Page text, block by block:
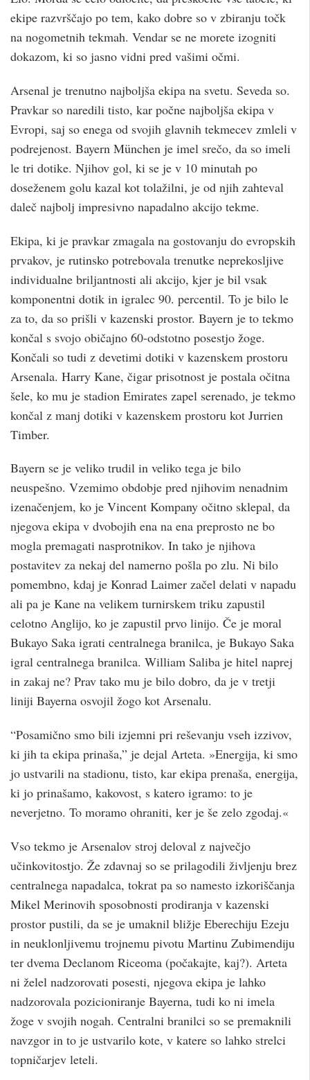
ekipe razvrščajo po tem, kako dobre so v zbiranju točk
na nogometnih tekmah. Vendar se ne morete izogniti
dokazom, ki so jasno vidni pred vašimi očmi.
Arsenal je trenutno najboljša ekipa na svetu. Seveda so.
Pravkar so naredili tisto, kar počne najboljša ekipa v
Evropi, saj so enega od svojih glavnih tekmecev zmleli v
podrejenost. Bayern München je imel srečo, da so imeli
le tri dotike. Njihov gol, ki se je v 10 minutah po
doseženem golu kazal kot tolažilni, je od njih zahteval
daleč najbolj impresivno napadalno akcijo tekme.
Ekipa, ki je pravkar zmagala na gostovanju do evropskih
prvakov, je rutinsko potrebovala trenutke neprekosljive
individualne briljantnosti ali akcijo, kjer je bil vsak
komponentni dotik in igralec 90. percentil. To je bilo le
za to, da so prišli v kazenski prostor. Bayern je to tekmo
končal s svojo običajno 60-odstotno posestjo žoge.
Končali so tudi z devetimi dotiki v kazenskem prostoru
Arsenala. Harry Kane, čigar prisotnost je postala očitna
šele, ko mu je stadion Emirates zapel serenado, je tekmo
končal z manj dotiki v kazenskem prostoru kot Jurrien
Timber.
Bayern se je veliko trudil in veliko tega je bilo
neuspešno. Vzemimo obdobje pred njihovim nenadnim
izenačenjem, ko je Vincent Kompany očitno sklepal, da
njegova ekipa v dvobojih ena na ena preprosto ne bo
mogla premagati nasprotnikov. In tako je njihova
postavitev za nekaj del namerno pošla po zlu. Ni bilo
pomembno, kdaj je Konrad Laimer začel delati v napadu
ali pa je Kane na velikem turnirskem triku zapustil
celotno Anglijo, ko je zapustil prvo linijo. Če je moral
Bukayo Saka igrati centralnega branilca, je Bukayo Saka
igral centralnega branilca. William Saliba je hitel naprej
in zakaj ne? Prav tako mu je bilo dobro, da je v tretji
liniji Bayerna osvojil žogo kot Arsenalu.
“Posamično smo bili izjemni pri reševanju vseh izzivov,
ki jih ta ekipa prinaša,” je dejal Arteta. »Energija, ki smo
jo ustvarili na stadionu, tisto, kar ekipa prenaša, energija,
ki jo prinašamo, kakovost, s katero igramo: to je
neverjetno. To moramo ohraniti, ker je še zelo zgodaj.«
Vso tekmo je Arsenalov stroj deloval z največjo
učinkovitostjo. Že zdavnaj so se prilagodili življenju brez
centralnega napadalca, tokrat pa so namesto izkoriščanja
Mikel Merinovih sposobnosti prodiranja v kazenski
prostor pustili, da se je umaknil bližje Eberechiju Ezeju
in neuklonljivemu trojnemu pivotu Martinu Zubimendiju
ter dvema Declanom Riceoma (počakajte, kaj?). Arteta
ni želel nadzorovati posesti, njegova ekipa je lahko
nadzorovala pozicioniranje Bayerna, tudi ko ni imela
žoge v svojih nogah. Centralni branilci so se premaknili
navzgor in to je ustvarilo kote, v katere so lahko strelci
topničarjev leteli.